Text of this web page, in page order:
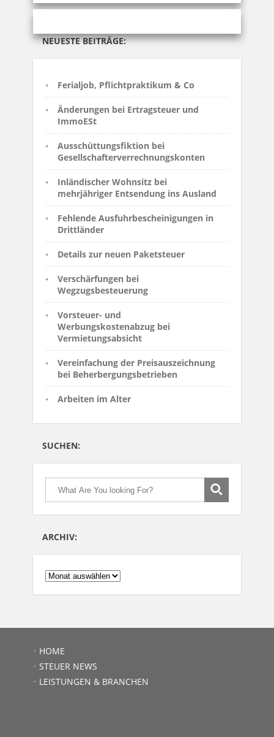
NEUESTE BEITRÄGE:
Ferialjob, Pflichtpraktikum & Co
Änderungen bei Ertragsteuer und
ImmoESt
Ausschüttungsfiktion bei
Gesellschafterverrechnungskonten
Inländischer Wohnsitz bei
mehrjähriger Entsendung ins Ausland
Fehlende Ausfuhrbescheinigungen in
Drittländer
Details zur neuen Paketsteuer
Verschärfungen bei
Wegzugsbesteuerung
Vorsteuer- und
Werbungskostenabzug bei
Vermietungsabsicht
Vereinfachung der Preisauszeichnung
bei Beherbergungsbetrieben
Arbeiten im Alter
SUCHEN:
ARCHIV:
ARCHIV:
HOME
STEUER NEWS
LEISTUNGEN & BRANCHEN